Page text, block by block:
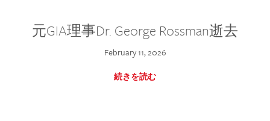
元GIA理事Dr. George Rossman逝去
February 11, 2026
続きを読む